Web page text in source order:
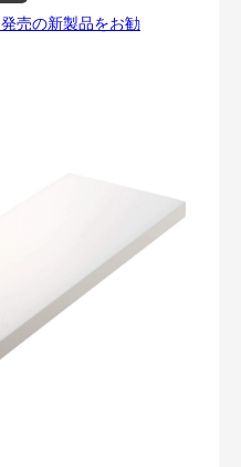
売の新製品をお勧